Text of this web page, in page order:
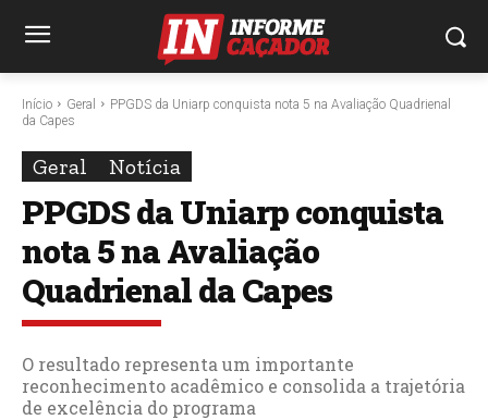
Início Geral
PPGDS da Uniarp conquista nota 5 na Avaliação Quadrienal
da Capes
Geral Notícia
PPGDS da Uniarp conquista
nota 5 na Avaliação
Quadrienal da Capes
O resultado representa um importante
reconhecimento acadêmico e consolida a trajetória
de excelência do programa